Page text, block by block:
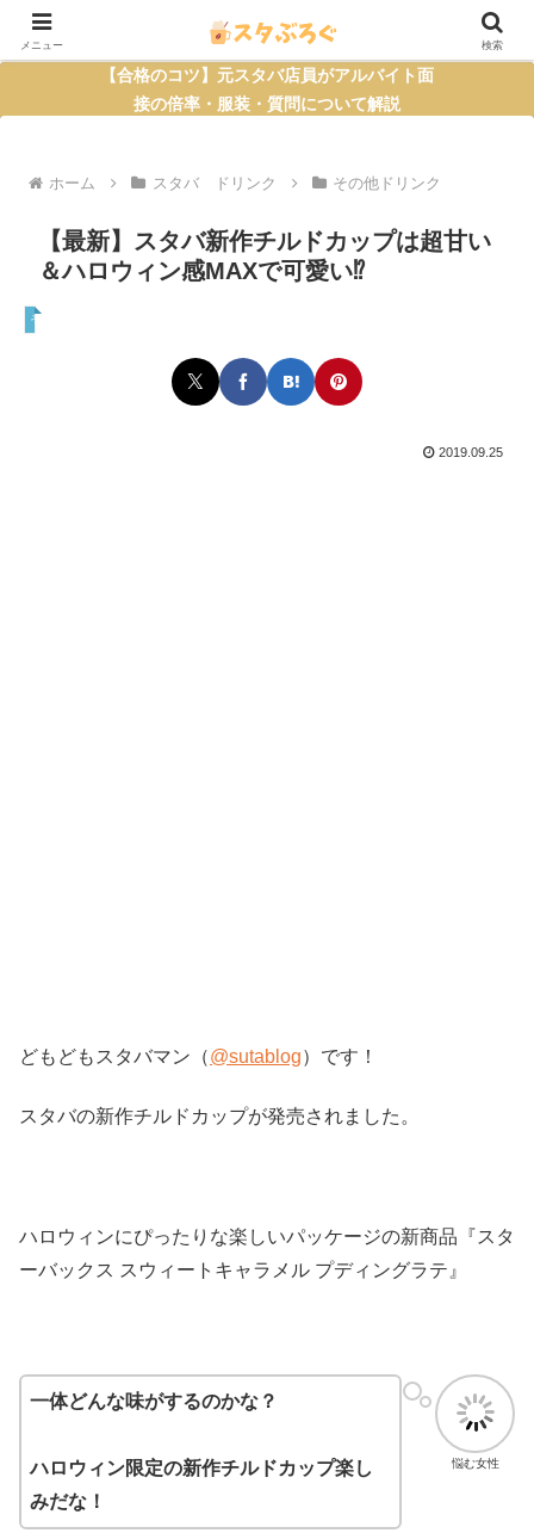
【合格のコツ】元スタバ店員がアルバイト面
接の倍率・服装・質問について解説
ホーム スタバ ドリンク その他ドリンク
【最新】スタバ新作チルドカップは超甘い
＆ハロウィン感MAXで可愛い⁉
その他ドリンク
2019.09.25
どもどもスタバマン（@sutablog）です！
スタバの新作チルドカップが発売されました。
ハロウィンにぴったりな楽しいパッケージの新商品『スタ
ーバックス スウィートキャラメル プディングラテ』
悩む女性
一体どんな味がするのかな？
ハロウィン限定の新作チルドカップ楽し
みだな！
メニュー 検索